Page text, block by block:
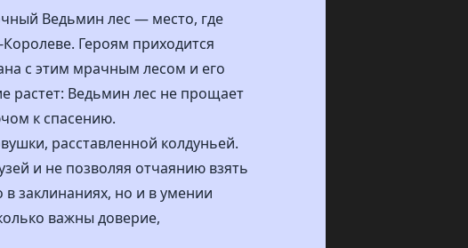
Ведьмин лес — место, где
Героям приходится
с этим мрачным лесом и его
растет: Ведьмин лес не прощает
к спасению.
расставленной колдуньей.
и не позволяя отчаянию взять
заклинаниях, но и в умении
важны доверие,